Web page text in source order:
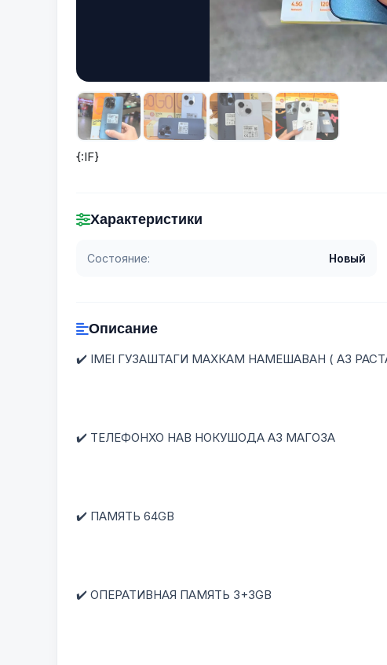
{:IF}
Характеристики
Состояние: Новый
Описание
✔️ IMEI ГУЗАШТАГИ МАХКАМ НАМЕШАВАН ( АЗ
✔️ ТЕЛЕФОНХО НАВ НОКУШОДА АЗ МАГОЗА
✔️ ПАМЯТЬ 64GB
✔️ ОПЕРАТИВНАЯ ПАМЯТЬ 3+3GB